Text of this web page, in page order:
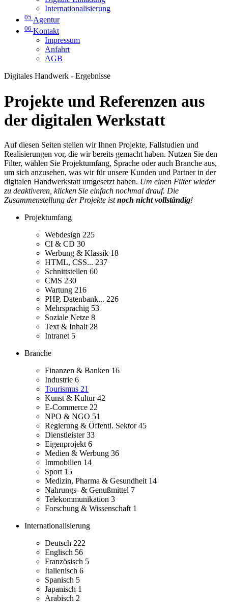
Internationalisierung
05 Agentur
06 Kontakt
Impressum
Anfahrt
AGB
Digitales Handwerk - Ergebnisse
Projekte und Referenzen aus
der digitalen Werkstatt
Auf diesen Seiten stellen wir Ihnen Projekte, Fallstudien und
Realisierungen vor, die wir bereits gemacht haben. Nutzen Sie den
Filter, wählen Sie Projektumfang, Sprache oder auch Branche aus,
um sich anzusehen, was wir für unsere Kunden und Partner in der
digitalen Handwerkstatt umgesetzt haben. Um einen Filter wieder
zu deaktiveren, klicken Sie einfach nochmal drauf. Die
Zusammenstellung der Projekte istnoch nicht vollständig!
Projektumfang
Webdesign 225
CI & CD 30
Werbung & Klassik 18
HTML, CSS... 237
Schnittstellen 60
CMS 230
Wartung 216
PHP, Datenbank... 226
Mehrsprachig 53
Soziale Netze 8
Text & Inhalt 28
Intranet 5
Branche
Finanzen & Banken 16
Industrie 6
Tourismus 21
Kunst & Kultur42
E-Commerce 22
NPO & NGO 51
Regierung & Öffentl. Sektor45
Dienstleister33
Eigenprojekt 6
Medien & Werbung 36
Immobilien 14
Sport 15
Medizin, Pharma & Gesundheit 14
Nahrungs- & Genußmittel 7
Telekommunikation 3
Forschung & Wissenschaft 1
Internationalisierung
Deutsch 222
Englisch 56
Französisch 5
Italienisch 6
Spanisch 5
Japanisch 1
Arabisch 2